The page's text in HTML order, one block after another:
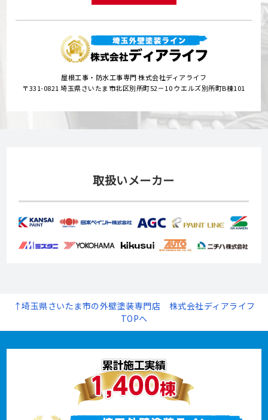
屋根工事・防水工事専門 株式会社ディアライフ
〒331-0821 埼玉県さいたま市北区別所町52－10 ウエルズ別所町B棟101
取扱いメーカー
↑埼玉県さいたま市の外壁塗装専門店 株式会社ディアライフ
TOPへ